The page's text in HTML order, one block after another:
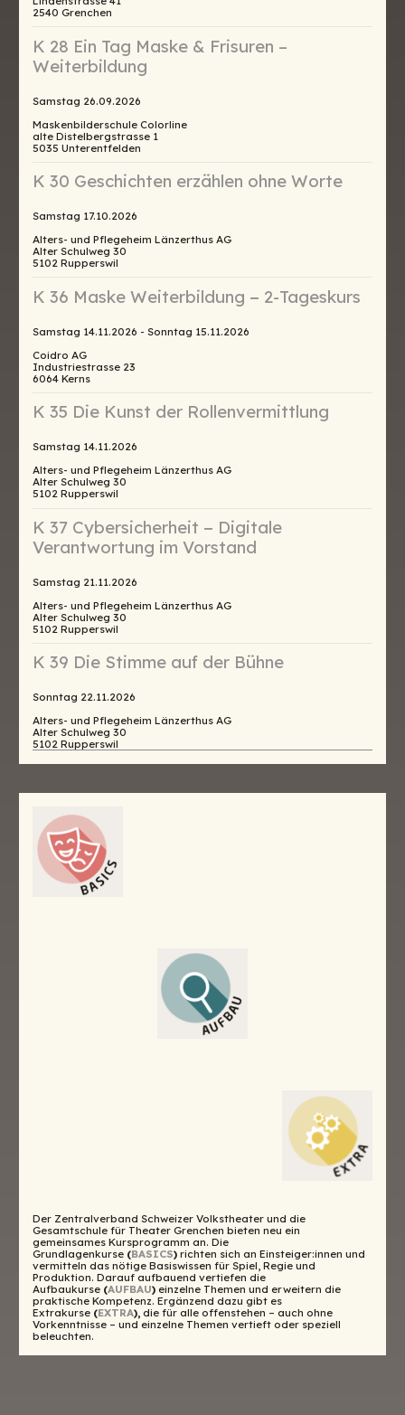
2540 Grenchen
K 28 Ein Tag Maske & Frisuren –
Weiterbildung
Samstag 26.09.2026
Maskenbilderschule Colorline
alte Distelbergstrasse 1
5035 Unterentfelden
K 30 Geschichten erzählen ohne Worte
Samstag 17.10.2026
Alters- und Pflegeheim Länzerthus AG
Alter Schulweg 30
5102 Rupperswil
K 36 Maske Weiterbildung − 2-Tageskurs
Samstag 14.11.2026 - Sonntag 15.11.2026
Coidro AG
Industriestrasse 23
6064 Kerns
K 35 Die Kunst der Rollenvermittlung
Samstag 14.11.2026
Alters- und Pflegeheim Länzerthus AG
Alter Schulweg 30
5102 Rupperswil
K 37 Cybersicherheit − Digitale
Verantwortung im Vorstand
Samstag 21.11.2026
Alters- und Pflegeheim Länzerthus AG
Alter Schulweg 30
5102 Rupperswil
K 39 Die Stimme auf der Bühne
Sonntag 22.11.2026
Alters- und Pflegeheim Länzerthus AG
Alter Schulweg 30
5102 Rupperswil
Der Zentralverband Schweizer Volks­theater und die
Gesamtschule für Theater Grenchen bieten neu ein
gemeinsames Kursprogramm an. Die
Grundlagenkurse (BASICS) richten sich an Einsteiger:innen und
ver­mitteln das nötige Basiswissen für Spiel, Regie und
Produktion. Darauf aufbauend vertiefen die
Aufbaukurse (AUFBAU) einzelne Themen und erweitern die
praktische Kompetenz. Ergänzend dazu gibt es
Extrakurse (EXTRA) die für alle offenstehen – auch ohne
Vorkenntnisse – und einzelne Themen vertieft oder speziell
beleuchten.